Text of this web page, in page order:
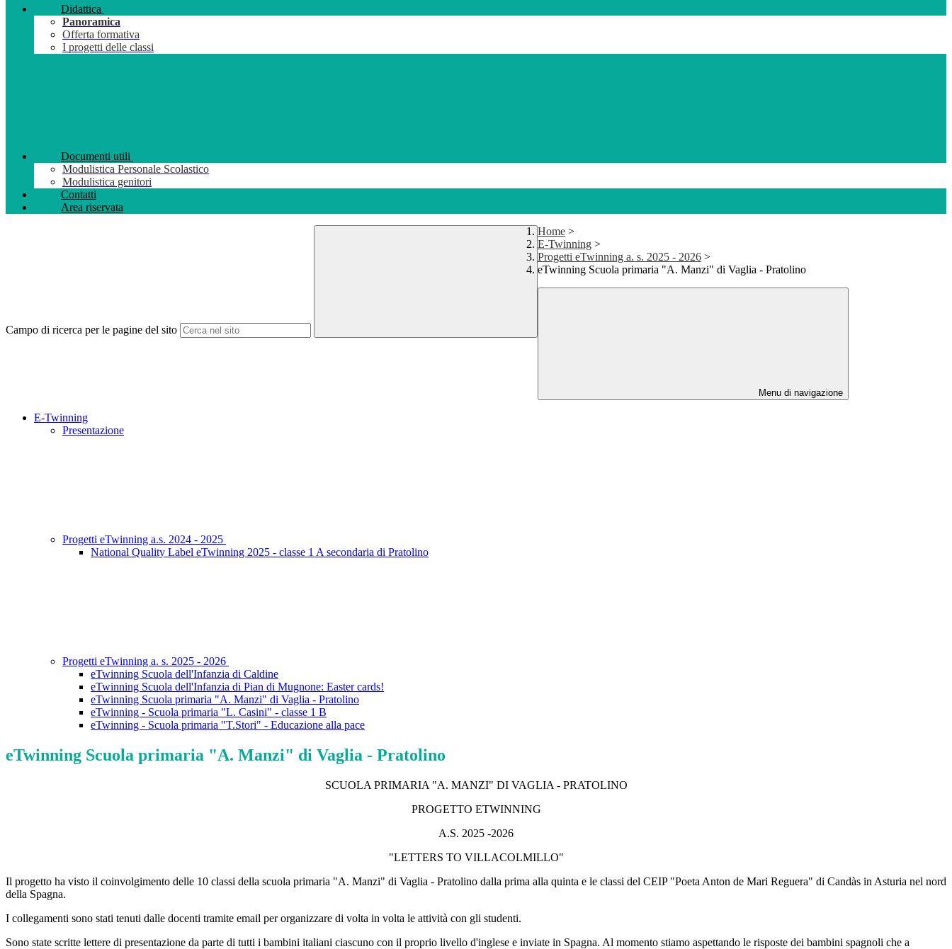
Didattica
Panoramica
Offerta formativa
I progetti delle classi
Documenti utili
Modulistica Personale Scolastico
Modulistica genitori
Contatti
Area riservata
Campo di ricerca per le pagine del sito
Home >
E-Twinning >
Progetti eTwinning a. s. 2025 - 2026 >
eTwinning Scuola primaria "A. Manzi" di Vaglia - Pratolino
Menu di navigazione
E-Twinning
Presentazione
Progetti eTwinning a.s. 2024 - 2025
National Quality Label eTwinning 2025 - classe 1 A secondaria di Pratolino
Progetti eTwinning a. s. 2025 - 2026
eTwinning Scuola dell'Infanzia di Caldine
eTwinning Scuola dell'Infanzia di Pian di Mugnone: Easter cards!
eTwinning Scuola primaria "A. Manzi" di Vaglia - Pratolino
eTwinning - Scuola primaria "L. Casini" - classe 1 B
eTwinning - Scuola primaria "T.Stori" - Educazione alla pace
eTwinning Scuola primaria "A. Manzi" di Vaglia - Pratolino
SCUOLA PRIMARIA "A. MANZI" DI VAGLIA - PRATOLINO
PROGETTO ETWINNING
A.S. 2025 -2026
"LETTERS TO VILLACOLMILLO"
Il progetto ha visto il coinvolgimento delle 10 classi della scuola primaria "A. Manzi" di Vaglia - Pratolino dalla prima alla quinta e le classi del CEIP "Poeta Anton de Mari Reguera" di Candàs in Asturia nel nord
della Spagna.
I collegamenti sono stati tenuti dalle docenti tramite email per organizzare di volta in volta le attività con gli studenti.
Sono state scritte lettere di presentazione da parte di tutti i bambini italiani ciascuno con il proprio livello d'inglese e inviate in Spagna. Al momento stiamo aspettando le risposte dei bambini spagnoli che a